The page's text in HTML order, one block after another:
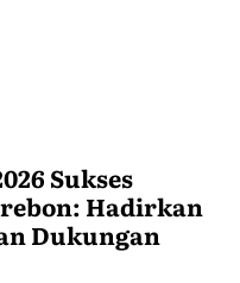
Sukses
Hadirkan
Dukungan